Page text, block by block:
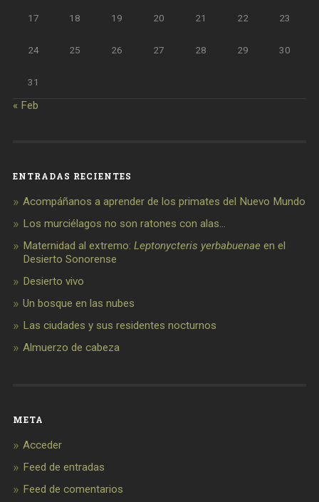
17 18 19 20 21 22 23
24 25 26 27 28 29 30
31
« Feb
ENTRADAS RECIENTES
Acompáñanos a aprender de los primates del Nuevo Mundo
Los murciélagos no son ratones con alas…
Maternidad al extremo: Leptonycteris yerbabuenaeen el
Desierto Sonorense
Desierto vivo
Un bosque en las nubes
Las ciudades y sus residentes nocturnos
Almuerzo de cabeza
META
Acceder
Feed de entradas
Feed de comentarios